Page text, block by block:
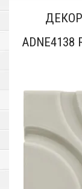
ADNE4138